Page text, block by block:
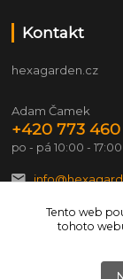
Kontakt
hexagarden.cz
Adam Čamek
+420 773
po - pá 10:00 - 17:00
Tento web
tohoto